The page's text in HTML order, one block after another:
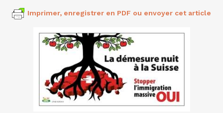
Imprimer, enregistrer en PDF ou envoyer cet article